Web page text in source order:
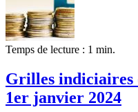
Temps de lecture : 1 min.
Grilles indiciaires
1er janvier 2024